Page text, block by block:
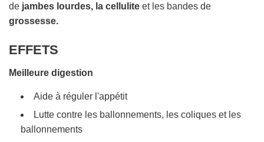
de jambes lourdes, la cellulite et les bandes de
grossesse.
EFFETS
Meilleure digestion
Aide à réguler l'appétit
Lutte contre les ballonnements, les coliques et les
ballonnements